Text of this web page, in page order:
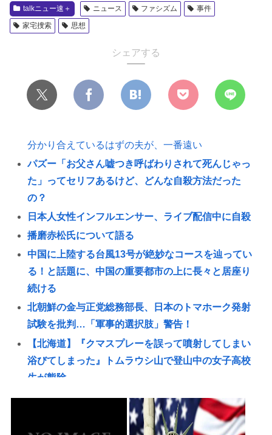
talkニュー速＋ ニュース ファシズム
事件
家宅捜索
思想
シェアする
分かり合えているはずの夫が、一番遠い
パズー「お父さん嘘つき呼ばわりされて死んじゃっ
た」ってセリフあるけど、どんな自殺方法だった
の？
日本人女性インフルエンサー、ライブ配信中に自殺
播磨赤松氏について語る
中国に上陸する台風13号が絶妙なコースを辿ってい
る！と話題に、中国の重要都市の上に長々と居座り
続ける
北朝鮮の金与正党総務部長、日本のトマホーク発射
試験を批判…「軍事的選択肢」警告！
【北海道】『クマスプレーを誤って噴射してしまい
浴びてしまった』トムラウシ山で登山中の女子高校
生が熊除
【東京】睡眠時無呼吸症候群診断後に死亡事故=運転
の無職男（34）、独断で治療中断-危険運転致死罪適
用も